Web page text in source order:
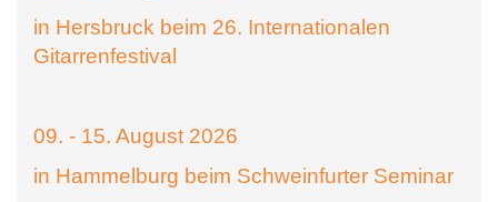
in Hersbruck beim 26. Internationalen
Gitarrenfestival
09. - 15. August 2026
in Hammelburg beim Schweinfurter Seminar